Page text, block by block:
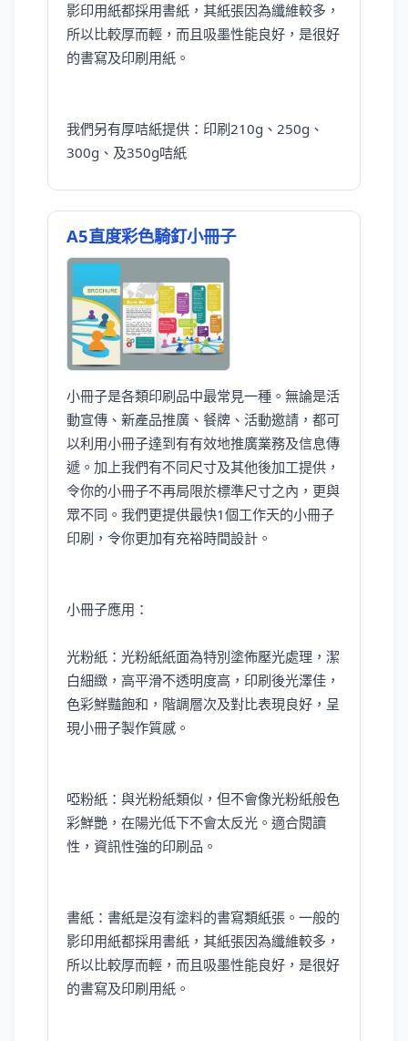
影印用紙都採用書紙，其紙張因為纖維較多，
所以比較厚而輕，而且吸墨性能良好，是很好
的書寫及印刷用紙。
我們另有厚咭紙提供：印刷210g、250g、
300g、及350g咭紙
A5直度彩色騎釘小冊子
小冊子是各類印刷品中最常見一種。無論是活
動宣傳、新產品推廣、餐牌、活動邀請，都可
以利用小冊子達到有有效地推廣業務及信息傳
遞。加上我們有不同尺寸及其他後加工提供，
令你的小冊子不再局限於標準尺寸之內，更與
眾不同。我們更提供最快1個工作天的小冊子
印刷，令你更加有充裕時間設計。
小冊子應用：
光粉紙：光粉紙紙面為特別塗佈壓光處理，潔
白細緻，高平滑不透明度高，印刷後光澤佳，
色彩鮮豔飽和，階調層次及對比表現良好，呈
現小冊子製作質感。
啞粉紙：與光粉紙類似，但不會像光粉紙般色
彩鮮艷，在陽光低下不會太反光。適合閱讀
性，資訊性強的印刷品。
書紙：書紙是沒有塗料的書寫類紙張。一般的
影印用紙都採用書紙，其紙張因為纖維較多，
所以比較厚而輕，而且吸墨性能良好，是很好
的書寫及印刷用紙。